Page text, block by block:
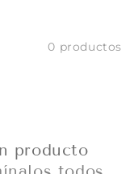
0 productos
producto